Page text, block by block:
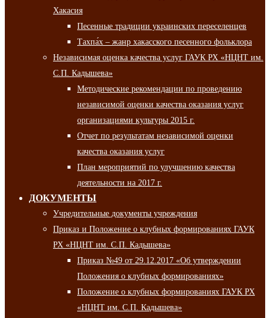
Хакасия
Песенные традиции украинских переселенцев
Тахпа́х – жанр хакасского песенного фольклора
Независимая оценка качества услуг ГАУК РХ «НЦНТ им.
С.П. Кадышева»
Методические рекомендации по проведению
независимой оценки качества оказания услуг
организациями культуры 2015 г.
Отчет по результатам независимой оценки
качества оказания услуг
План мероприятий по улучшению качества
деятельности на 2017 г.
ДОКУМЕНТЫ
Учредительные документы учреждения
Приказ и Положение о клубных формированиях ГАУК
РХ «НЦНТ им. С.П. Кадышева»
Приказ №49 от 29.12.2017 «Об утверждении
Положения о клубных формированиях»
Положение о клубных формированиях ГАУК РХ
«НЦНТ им. С.П. Кадышева»